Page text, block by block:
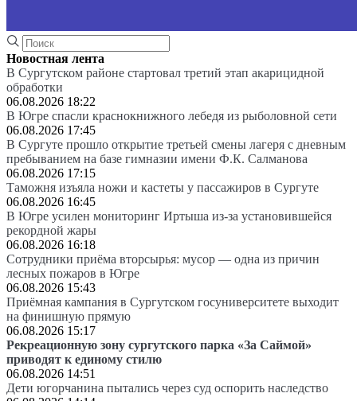
Новостная лента
В Сургутском районе стартовал третий этап акарицидной
обработки
06.08.2026 18:22
В Югре спасли краснокнижного лебедя из рыболовной сети
06.08.2026 17:45
В Сургуте прошло открытие третьей смены лагеря с дневным
пребыванием на базе гимназии имени Ф.К. Салманова
06.08.2026 17:15
Таможня изъяла ножи и кастеты у пассажиров в Сургуте
06.08.2026 16:45
В Югре усилен мониторинг Иртыша из-за установившейся
рекордной жары
06.08.2026 16:18
Сотрудники приёма вторсырья: мусор — одна из причин
лесных пожаров в Югре
06.08.2026 15:43
Приёмная кампания в Сургутском госуниверситете выходит
на финишную прямую
06.08.2026 15:17
Рекреационную зону сургутского парка «За Саймой»
приводят к единому стилю
06.08.2026 14:51
Дети югорчанина пытались через суд оспорить наследство